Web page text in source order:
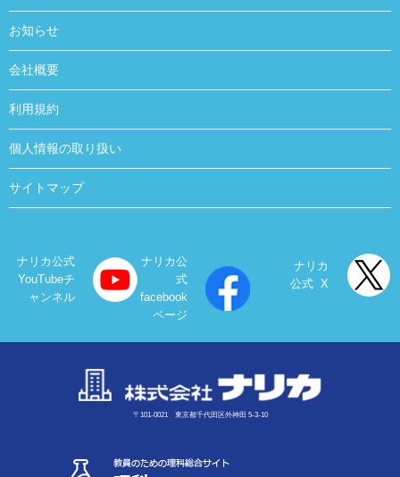
お知らせ
会社概要
利用規約
個人情報の取り扱い
サイトマップ
ナリカ公式
YouTubeチ
ャンネル
ナリカ公
式
facebook
ページ
ナリカ
公式 X
〒101-0021 東京都千代田区外神田 5-3-10